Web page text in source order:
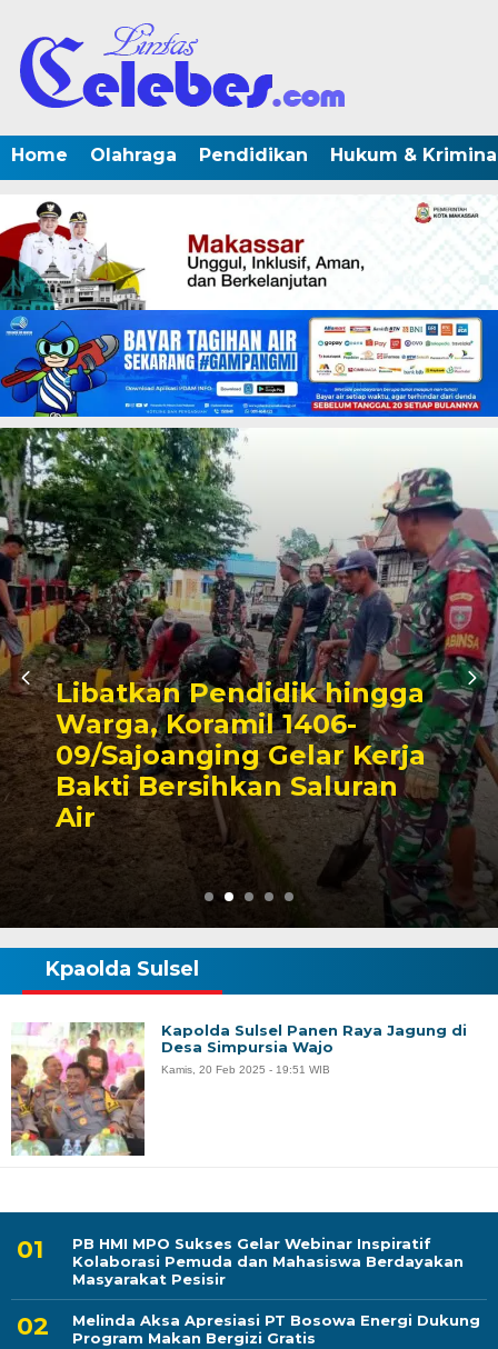
Home Olahraga Pendidikan Hukum &
Triwulan II 2026,
Pendapatan Makassar
Capai 49 Persen, Surplus
Rp130 Miliar
PB HMI MPO Sukses Gelar Webinar Inspiratif
Kolaborasi Pemuda dan Mahasiswa Berdayakan
Masyarakat Pesisir
Melinda Aksa Apresiasi PT Bosowa Energi Dukung
Program Makan Bergizi Gratis
Kpaolda Sulsel
Kapolda Sulsel Panen Raya Jagung di
Desa Simpursia Wajo
Kamis, 20 Feb 2025 - 19:51 WIB